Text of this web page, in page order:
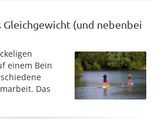
(und nebenbei
einem Bein
Das